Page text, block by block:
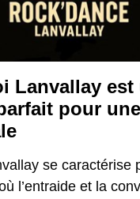
Lanvallay est
pour
se caractérise
l’entraide et la